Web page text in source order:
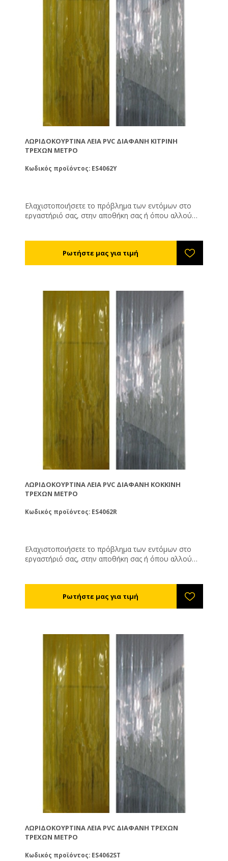
ΛΩΡΙΔΟΚΟΥΡΤΊΝΑ ΛΕΊΑ PVC ΔΙΆΦΑΝΗ ΚΊΤΡΙΝΗ
ΤΡΈΧΩΝ ΜΈΤΡΟ
Κωδικός προϊόντος: ES4062Y
Ελαχιστοποιήσετε το πρόβλημα των εντόμων στο
εργαστήριό σας, στην αποθήκη σας ή όπου αλλού
στείλουμε τις λωριδοκουρτίνες έτοιμες για
τοποθέτηση αρκεί να μας δώσετε το ολικό ύψος και
ΛΩΡΙΔΟΚΟΥΡΤΊΝΑ ΛΕΊΑ PVC ΔΙΆΦΑΝΗ ΚΌΚΚΙΝΗ
ΤΡΈΧΩΝ ΜΈΤΡΟ
Κωδικός προϊόντος: ES4062R
Ελαχιστοποιήσετε το πρόβλημα των εντόμων στο
εργαστήριό σας, στην αποθήκη σας ή όπου αλλού
στείλουμε τις λωριδοκουρτίνες έτοιμες για
τοποθέτηση αρκεί να μας δώσετε το ολικό ύψος και
ΛΩΡΙΔΟΚΟΥΡΤΊΝΑ ΛΕΊΑ PVC ΔΙΆΦΑΝΗ ΤΡΈΧΩΝ
ΤΡΈΧΩΝ ΜΈΤΡΟ
Κωδικός προϊόντος: ES4062ST